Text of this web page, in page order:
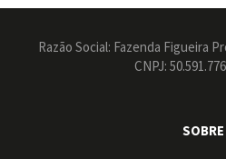
Razão Social: Fazenda Figueira
CNPJ:
SOBRE